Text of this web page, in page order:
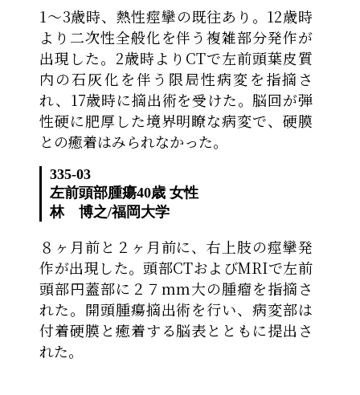
1〜3歳時、熱性痙攣の既往あり。12歳時
より二次性全般化を伴う複雑部分発作が
出現した。2歳時よりCTで左前頭葉皮質
内の石灰化を伴う限局性病変を指摘さ
れ、17歳時に摘出術を受けた。脳回が弾
性硬に肥厚した境界明瞭な病変で、硬膜
との癒着はみられなかった。
335-03
左前頭部腫瘍40歳 女性
林 博之/福岡大学
８ヶ月前と２ヶ月前に、右上肢の痙攣発
作が出現した。頭部CTおよびMRIで左前
頭部円蓋部に２７mm大の腫瘤を指摘さ
れた。開頭腫瘍摘出術を行い、病変部は
付着硬膜と癒着する脳表とともに提出さ
れた。